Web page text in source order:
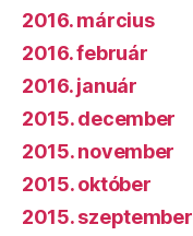
2016. március
2016. február
2016. január
2015. december
2015. november
2015. október
2015. szeptember